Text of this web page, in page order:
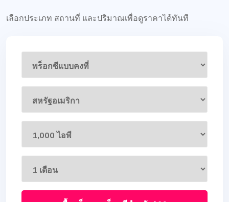
เลือกประเภท สถานที่ และปริมาณเพื่อดูราคาได้ทันที